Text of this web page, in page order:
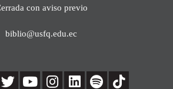
con aviso previo
biblio@usfq.edu.ec